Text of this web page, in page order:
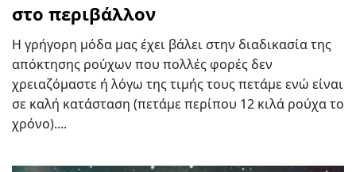
στο περιβάλλον
Η γρήγορη μόδα μας έχει βάλει στην διαδικασία της
απόκτησης ρούχων που πολλές φορές δεν
χρειαζόμαστε ή λόγω της τιμής τους πετάμε ενώ είναι
σε καλή κατάσταση (πετάμε περίπου 12 κιλά ρούχα το
χρόνο)....